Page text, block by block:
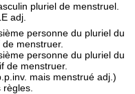
pluriel de menstruel.
adj.
personne du pluriel du
de menstruer.
personne du pluriel du
de menstruer.
mais menstrué adj.)